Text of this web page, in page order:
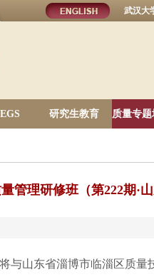
武汉大
研究生教育 质量专题
管理研修班（第222期·
与山东省淄博市临淄区质量